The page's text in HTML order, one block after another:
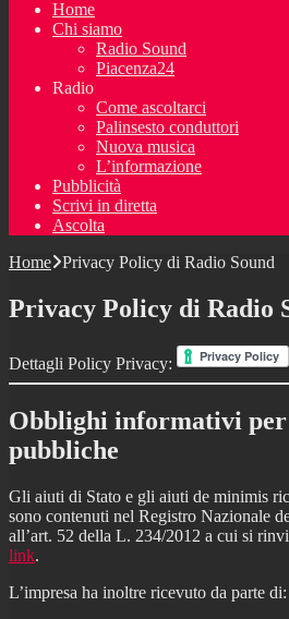
Home
Chi siamo
Radio Sound
Piacenza24
Radio
Come ascoltarci
Palinsesto conduttori
Nuova musica
L’informazione
Pubblicità
Scrivi in diretta
Ascolta
Home Privacy Policy di Radio Sound
Privacy Policy di Radio
Dettagli Policy Privacy:
Obblighi informativi per
pubbliche
Gli aiuti di Stato e gli aiuti de minimis
sono contenuti nel Registro Nazionale
all’art. 52 della L. 234/2012 a cui si
link.
L’impresa ha inoltre ricevuto da parte di: